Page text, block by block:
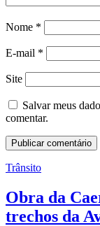
Nome *
E-mail *
Site
Salvar meus
comentar.
Trânsito
Obra da
trechos da